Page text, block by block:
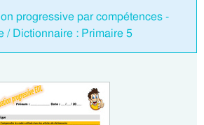
progressive par compétences -
/ Dictionnaire : Primaire 5